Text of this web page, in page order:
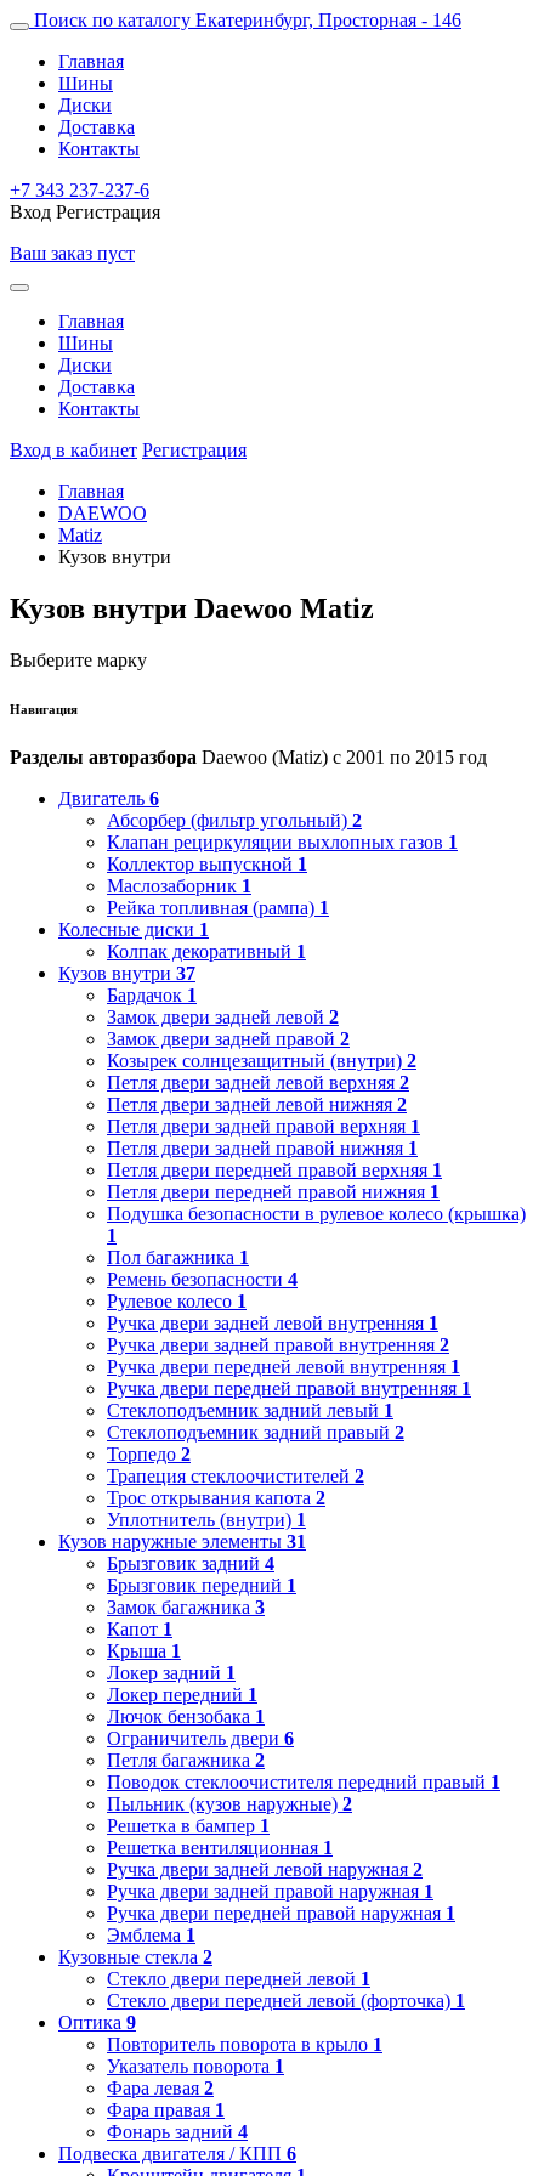
Поиск по каталогу Екатеринбург, Просторная - 146
Главная
Шины
Диски
Доставка
Контакты
+7 343 237-237-6
Вход Регистрация
Ваш заказ пуст
Главная
Шины
Диски
Доставка
Контакты
Вход в кабинет Регистрация
Главная
DAEWOO
Matiz
Кузов внутри
Кузов внутри Daewoo Matiz
Выберите марку
Навигация
Разделы авторазбора Daewoo (Matiz) с 2001 по 2015 год
Двигатель 6
Абсорбер (фильтр угольный) 2
Клапан рециркуляции выхлопных газов 1
Коллектор выпускной 1
Маслозаборник 1
Рейка топливная (рампа) 1
Колесные диски 1
Колпак декоративный 1
Кузов внутри 37
Бардачок 1
Замок двери задней левой 2
Замок двери задней правой 2
Козырек солнцезащитный (внутри) 2
Петля двери задней левой верхняя 2
Петля двери задней левой нижняя 2
Петля двери задней правой верхняя 1
Петля двери задней правой нижняя 1
Петля двери передней правой верхняя 1
Петля двери передней правой нижняя 1
Подушка безопасности в рулевое колесо (крышка)
1
Пол багажника 1
Ремень безопасности 4
Рулевое колесо 1
Ручка двери задней левой внутренняя 1
Ручка двери задней правой внутренняя 2
Ручка двери передней левой внутренняя 1
Ручка двери передней правой внутренняя 1
Стеклоподъемник задний левый 1
Стеклоподъемник задний правый 2
Торпедо 2
Трапеция стеклоочистителей 2
Трос открывания капота 2
Уплотнитель (внутри) 1
Кузов наружные элементы 31
Брызговик задний 4
Брызговик передний 1
Замок багажника 3
Капот 1
Крыша 1
Локер задний 1
Локер передний 1
Лючок бензобака 1
Ограничитель двери 6
Петля багажника 2
Поводок стеклоочистителя передний правый 1
Пыльник (кузов наружные) 2
Решетка в бампер 1
Решетка вентиляционная 1
Ручка двери задней левой наружная 2
Ручка двери задней правой наружная 1
Ручка двери передней правой наружная 1
Эмблема 1
Кузовные стекла 2
Стекло двери передней левой 1
Стекло двери передней левой (форточка) 1
Оптика 9
Повторитель поворота в крыло 1
Указатель поворота 1
Фара левая 2
Фара правая 1
Фонарь задний 4
Подвеска двигателя / КПП 6